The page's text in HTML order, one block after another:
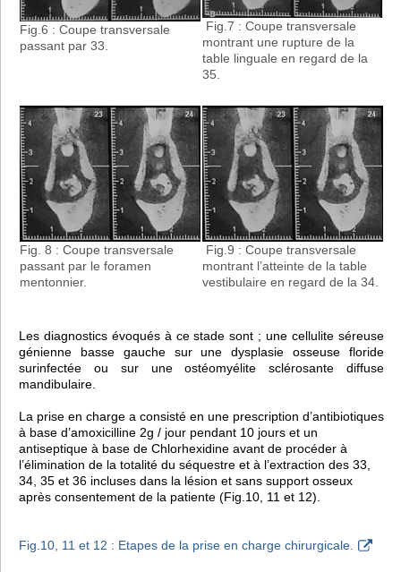
Fig.6 : Coupe transversale
passant par 33.
Fig.7 : Coupe transversale
montrant une rupture de la
table linguale en regard de la
35.
Fig. 8 : Coupe transversale
passant par le foramen
mentonnier.
Fig.9 : Coupe transversale
montrant l’atteinte de la table
vestibulaire en regard de la 34.
Les diagnostics évoqués à ce stade sont ; une cellulite séreuse
génienne basse gauche sur une dysplasie osseuse floride
surinfectée ou sur une ostéomyélite sclérosante diffuse
mandibulaire.
La prise en charge a consisté en une prescription d’antibiotiques
à base d’amoxicilline 2g / jour pendant 10 jours et un
antiseptique à base de Chlorhexidine avant de procéder à
l’élimination de la totalité du séquestre et à l’extraction des 33,
34, 35 et 36 incluses dans la lésion et sans support osseux
après consentement de la patiente (Fig.10, 11 et 12).
Fig.10, 11 et 12 : Etapes de la prise en charge chirurgicale.